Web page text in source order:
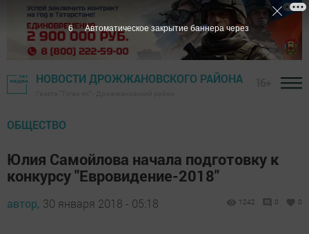
НОВОСТИ ДРОЖЖАНОВСКОГО РАЙОНА
ОБЩЕСТВО
Юлия Самойлова начала подготовку к
конкурсу "Евровидение-2018"
автор, 30 января 2018 - 05:18 1242 0 0
5 Автоматическое закрытие баннера через